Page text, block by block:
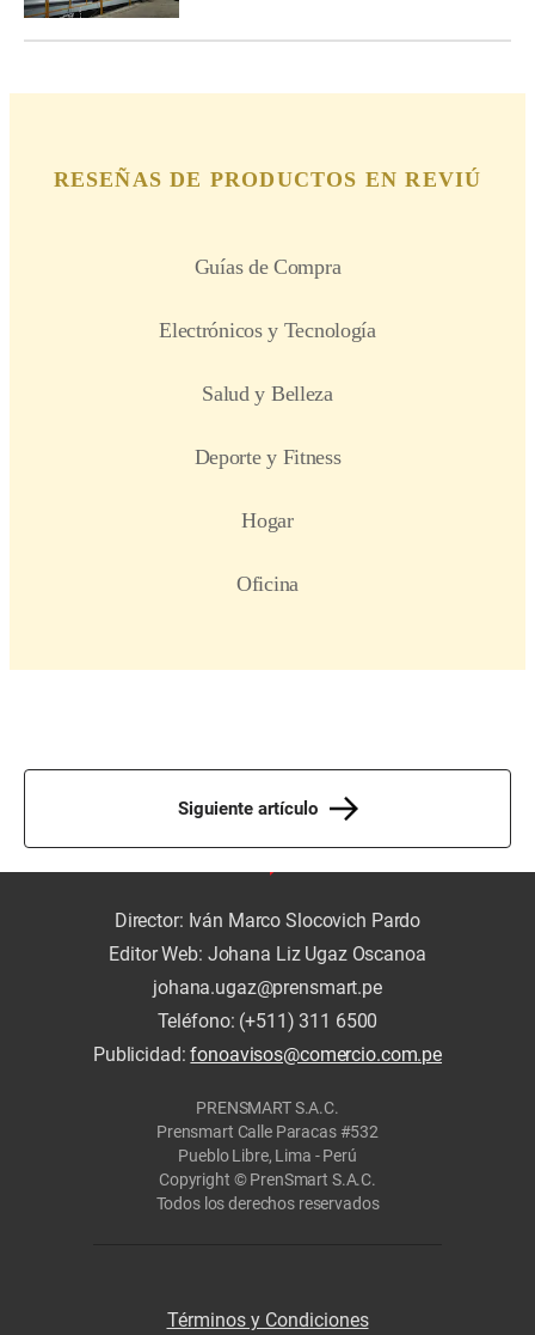
Siguiente artículo
Director: Iván Marco Slocovich Pardo
Editor Web: Johana Liz Ugaz Oscanoa
johana.ugaz@prensmart.pe
Teléfono: (+511) 311 6500
Publicidad:fonoavisos@comercio.com.pe
PRENSMART S.A.C.
Prensmart Calle Paracas #532
Pueblo Libre, Lima - Perú
Copyright © PrenSmart S.A.C.
Todos los derechos reservados
Términos y Condiciones